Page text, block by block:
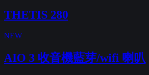
THETIS 280
NEW
AIO 3 收音機藍芽/wifi 喇叭